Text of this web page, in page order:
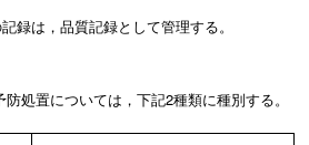
録は，品質記録として管理する。
防処置については，下記2種類に種別する。